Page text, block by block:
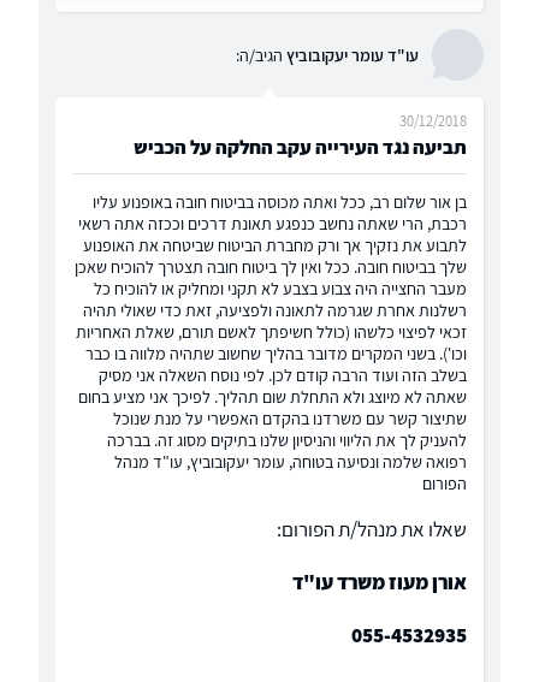
עו"ד עומר יעקובוביץ הגיב/ה:
תביעה נגד העירייה עקב החלקה על הכביש
30/12/2018
בן אור שלום רב, ככל ואתה מכוסה בביטוח חובה באופנוע עליו
רכבת, הרי שאתה נחשב כנפגע תאונת דרכים וככזה אתה רשאי
לתבוע את נזקיך אך ורק מחברת הביטוח שביטחה את האופנוע
שלך בביטוח חובה. ככל ואין לך ביטוח חובה תצטרך להוכיח שאכן
מעבר החצייה היה צבוע בצבע לא תקני ומחליק או להוכיח כל
רשלנות אחרת שגרמה לתאונה ולפציעה, זאת כדי שאולי תהיה
זכאי לפיצוי כלשהו (כולל חשיפתך לאשם תורם, שאלת האחריות
וכו'). בשני המקרים מדובר בהליך שחשוב שתהיה מלווה בו כבר
בשלב הזה ועוד הרבה קודם לכן. לפי נוסח השאלה אני מסיק
שאתה לא מיוצג ולא התחלת שום תהליך. לפיכך אני מציע בחום
שתיצור קשר עם משרדנו בהקדם האפשרי על מנת שנוכל
להעניק לך את הליווי והניסיון שלנו בתיקים מסוג זה. בברכה
רפואה שלמה ונסיעה בטוחה, עומר יעקובוביץ, עו"ד מנהל
הפורום
שאלו את מנהל/ת הפורום:
אורן מעוז משרד עו"ד
055-4532935